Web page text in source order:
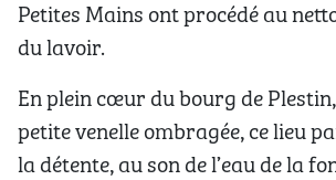
Petites Mains ont procédé au
du lavoir.
En plein cœur du bourg de
petite venelle ombragée, ce lieu
la détente, au son de l’eau de la